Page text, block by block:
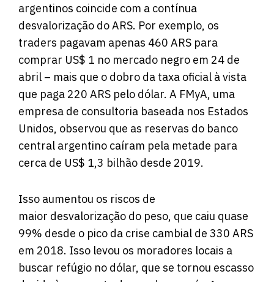
argentinos coincide com a contínua
desvalorização do ARS. Por exemplo, os
traders pagavam apenas 460 ARS para
comprar US$ 1 no mercado negro em 24 de
abril – mais que o dobro da taxa oficial à vista
que paga 220 ARS pelo dólar. A FMyA, uma
empresa de consultoria baseada nos Estados
Unidos, observou que as reservas do banco
central argentino caíram pela metade para
cerca de US$ 1,3 bilhão desde 2019.
Isso aumentou os riscos de
maior desvalorização do peso, que caiu quase
99% desde o pico da crise cambial de 330 ARS
em 2018. Isso levou os moradores locais a
buscar refúgio no dólar, que se tornou escasso